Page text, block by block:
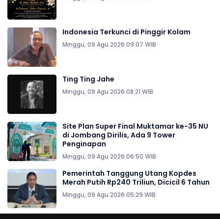
Indonesia Terkunci di Pinggir Kolam
Minggu, 09 Agu 2026 09:07 WIB
Ting Ting Jahe
Minggu, 09 Agu 2026 08:21 WIB
Site Plan Super Final Muktamar ke-35 NU
di Jombang Dirilis, Ada 9 Tower
Penginapan
Minggu, 09 Agu 2026 06:50 WIB
Pemerintah Tanggung Utang Kopdes
Merah Putih Rp240 Triliun, Dicicil 6 Tahun
Minggu, 09 Agu 2026 05:29 WIB